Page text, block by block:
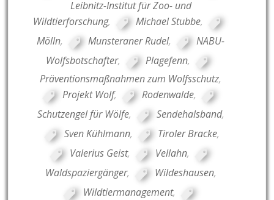
Leibnitz-Institut für Zoo- und
Wildtierforschung, Michael Stubbe,
Mölln, Munsteraner Rudel,
NABU-
Wolfsbotschafter, Plagefenn,
Präventionsmaßnahmen zum Wolfsschutz,
Projekt Wolf, Rodenwalde,
Schutzengel für Wölfe, Sendehalsband,
Sven Kühlmann, Tiroler Bracke,
Valerius Geist, Vellahn,
Waldspaziergänger, Wildeshausen,
Wildtiermanagement,